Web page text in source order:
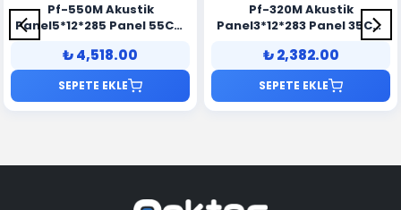
Pf-550M Akustik
Panel5*12*285 Panel 55Cm
₺ 4,518.00
SEPETE EKLE
Pf-320M Akustik
Panel3*12*283 Panel 35Cm
₺ 2,382.00
SEPETE EKLE